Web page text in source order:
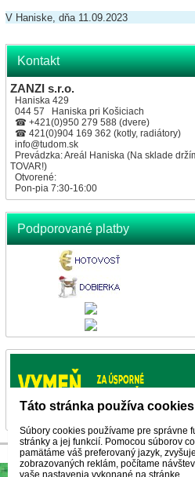
Kontakt
ZANZI s.r.o.
Haniska 429
044 57 Haniska pri Košiciach
☎ +421(0)950 279 588 (dvere)
☎ 421(0)904 169 362 (kotly, radiátory)
info@tudom.sk
Prevádzka: Areál Haniska (Na sklade
TOVAR!)
Otvorené:
Pon-pia 7:30-16:00
Podporované platby
V Haniske, dňa 11.09.2023
©
Táto stránka používa cookies
Súbory cookies používame pre správne
stránky a jej funkcií. Pomocou súborov
pamätáme váš preferovaný jazyk,
zobrazovaných reklám, počítame
vaše nastavenia vykonané na stránke.